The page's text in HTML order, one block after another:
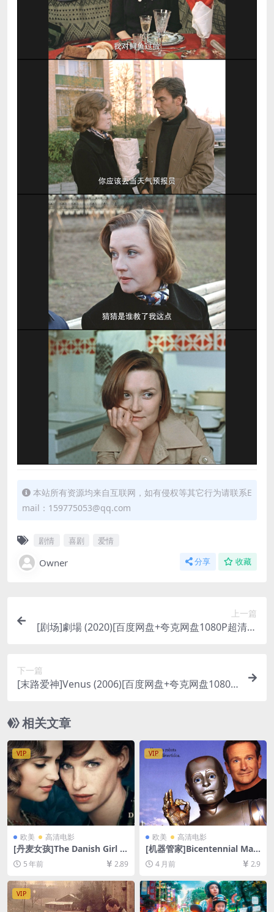
本站所有资源均来自互联网，如有侵权等其它行为请联系E
mail：159775053@qq.com
剧情 喜剧 爱情
Owner 分享 收藏
上一篇
[剧场]劇場 (2020)[百度网盘+夸克网盘1080P超清未
下一篇
[末路爱神]Venus (2006)[百度网盘+夸克网盘1080P
[中文字幕]
相关文章
VIP
欧美 高清电影
[丹麦女孩]The Danish Girl (2
015)完整版[百度网盘+夸克网
盘+迅雷云盘资源1080P超清
未删减][MP4/7.2GB][原声双
语字幕]
5 年前 2.89
VIP
欧美 高清电影
[机器管家]Bicentennial Man
(1999)[百度网盘+夸克网盘10
80P超清未删减资源][网盘在
线播放/下载][MP4/8GB][中英
字幕]
4 月前 2.9
VIP